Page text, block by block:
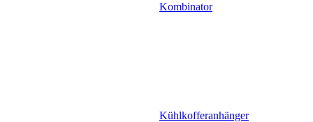
Kombinator
Kühlkofferanhänger